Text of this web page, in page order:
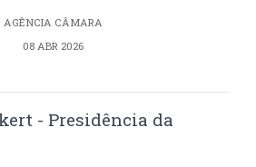
AGÊNCIA CÂMARA
08 ABR 2026